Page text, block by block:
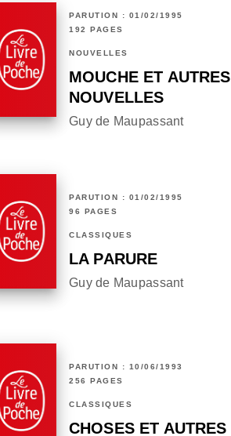
PARUTION : 01/02/1995
192 PAGES
NOUVELLES
MOUCHE ET AUTRES
NOUVELLES
Guy de Maupassant
PARUTION : 01/02/1995
96 PAGES
CLASSIQUES
LA PARURE
Guy de Maupassant
PARUTION : 10/06/1993
256 PAGES
CLASSIQUES
CHOSES ET AUTRES